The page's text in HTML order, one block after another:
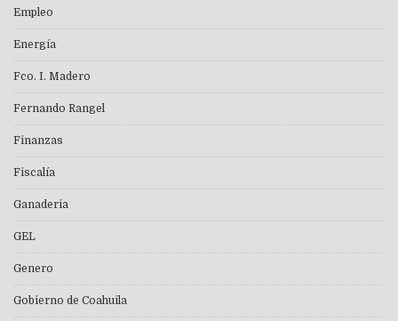
Empleo
Energía
Fco. I. Madero
Fernando Rangel
Finanzas
Fiscalía
Ganaderia
GEL
Genero
Gobierno de Coahuila